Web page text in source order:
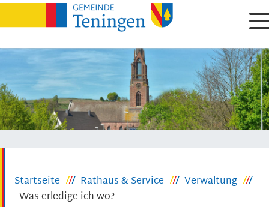
Startseite Rathaus & Service
Verwaltung
Was erledige ich wo?